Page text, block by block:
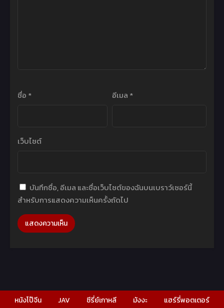
ชื่อ * อีเมล *
เว็บไซต์
บันทึกชื่อ, อีเมล และชื่อเว็บไซต์ของฉันบนเบราว์เซอร์นี้
สำหรับการแสดงความเห็นครั้งถัดไป
หนังโป๊จีน JAV ซีรี่ย์เกาหลี มังงะ แฮร์รี่พอตเตอร์